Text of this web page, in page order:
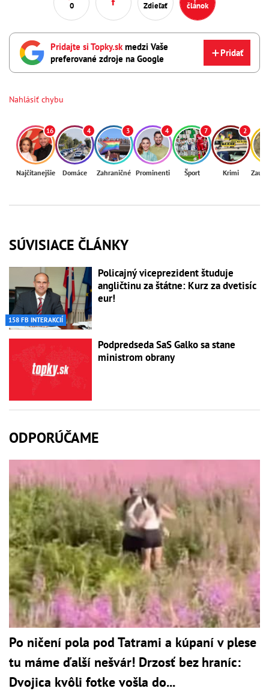
0 Zdieľať
článok
Pridajte si Topky.sk medzi Vaše
preferované zdroje na Google
Pridať
Nahlásiť chybu
16
Najčítanejšie
4
Domáce
3
Zahraničné
4
Prominenti
7
Šport
2
Krimi
SÚVISIACE ČLÁNKY
158 FB INTERAKCIÍ
Policajný viceprezident študuje
angličtinu za štátne: Kurz za dvetisíc
eur!
Podpredseda SaS Galko sa stane
ministrom obrany
ODPORÚČAME
Po ničení pola pod Tatrami a kúpaní v plese
tu máme ďalší nešvár! Drzosť bez hraníc:
Dvojica kvôli fotke vošla do...